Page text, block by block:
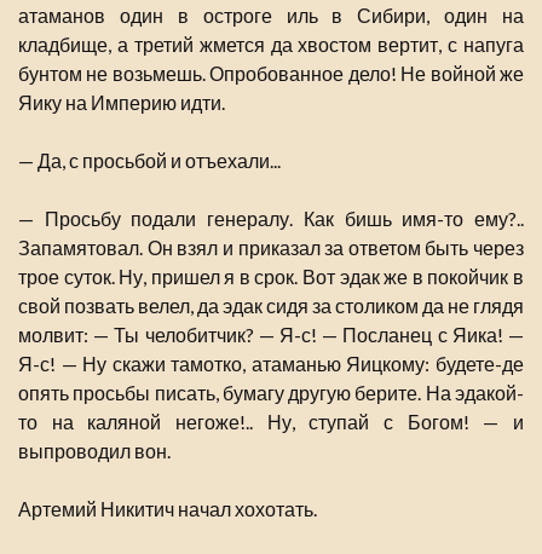
атаманов один в остроге иль в Сибири, один на
кладбище, а третий жмется да хвостом вертит, с напуга
бунтом не возьмешь. Опробованное дело! Не войной же
Яику на Империю идти.
— Да, с просьбой и отъехали...
— Просьбу подали генералу. Как бишь имя-то ему?..
Запамятовал. Он взял и приказал за ответом быть через
трое суток. Ну, пришел я в срок. Вот эдак же в покойчик в
свой позвать велел, да эдак сидя за столиком да не глядя
молвит: — Ты челобитчик? — Я-с! — Посланец с Яика! —
Я-с! — Ну скажи тамотко, атаманью Яицкому: будете-де
опять просьбы писать, бумагу другую берите. На эдакой-
то на каляной негоже!.. Ну, ступай с Богом! — и
выпроводил вон.
Артемий Никитич начал хохотать.